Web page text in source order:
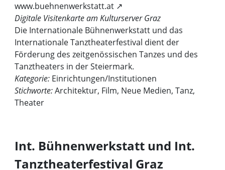
www.buehnenwerkstatt.at ↗
Digitale Visitenkarte am Kulturserver Graz
Die Internationale Bühnenwerkstatt und das
Internationale Tanztheaterfestival dient der
Förderung des zeitgenössischen Tanzes und des
Tanztheaters in der Steiermark.
Kategorie: Einrichtungen/Institutionen
Stichworte:Architektur, Film, Neue Medien, Tanz,
Theater
Int. Bühnenwerkstatt und Int.
Tanztheaterfestival Graz